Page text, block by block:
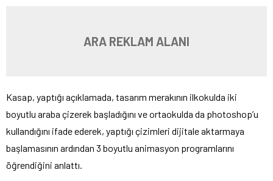
ARA REKLAM ALANI
Kasap, yaptığı açıklamada, tasarım merakının ilkokulda iki
boyutlu araba çizerek başladığını ve ortaokulda da photoshop’u
kullandığını ifade ederek, yaptığı çizimleri dijitale aktarmaya
başlamasının ardından 3 boyutlu animasyon programlarını
öğrendiğini anlattı.